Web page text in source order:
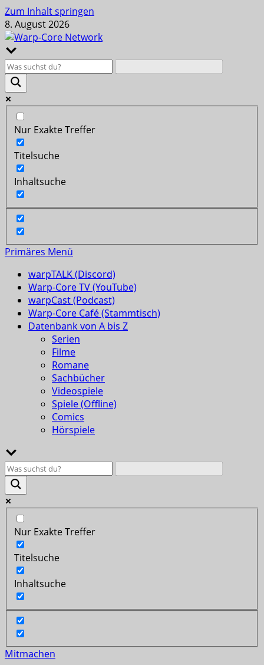
Zum Inhalt springen
8. August 2026
Nur Exakte Treffer
Titelsuche
Inhaltsuche
Primäres Menü
warpTALK (Discord)
Warp-Core TV (YouTube)
warpCast (Podcast)
Warp-Core Café (Stammtisch)
Datenbank von A bis Z
Serien
Filme
Romane
Sachbücher
Videospiele
Spiele (Offline)
Comics
Hörspiele
Nur Exakte Treffer
Titelsuche
Inhaltsuche
Mitmachen